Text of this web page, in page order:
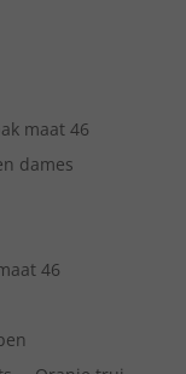
maat 46
dames
46